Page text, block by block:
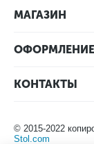
МАГАЗИН
ОФОРМЛЕНИЕ
КОНТАКТЫ
© 2015-2022
Stol.com